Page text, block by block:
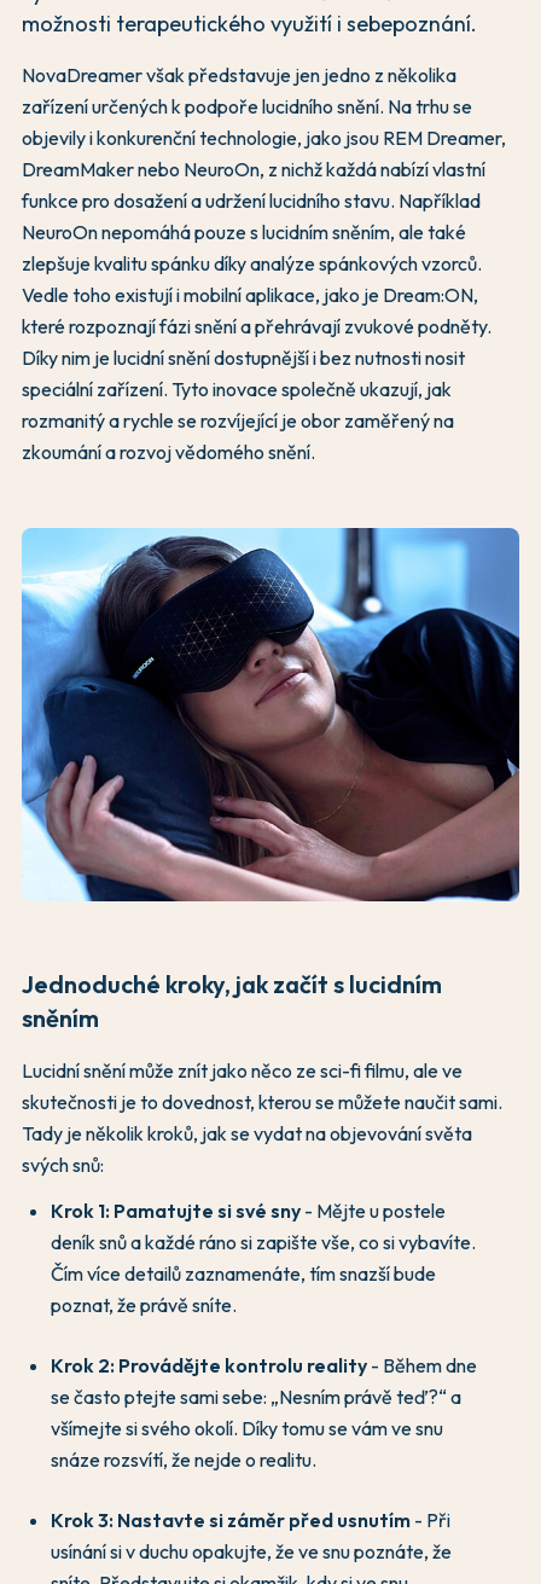
možnosti terapeutického využití i sebepoznání.
NovaDreamer však představuje jen jedno z několika
zařízení určených k podpoře lucidního snění. Na trhu se
objevily i konkurenční technologie, jako jsou REM Dreamer,
DreamMaker nebo NeuroOn, z nichž každá nabízí vlastní
funkce pro dosažení a udržení lucidního stavu. Například
NeuroOn nepomáhá pouze s lucidním sněním, ale také
zlepšuje kvalitu spánku díky analýze spánkových vzorců.
Vedle toho existují i mobilní aplikace, jako je Dream:ON,
které rozpoznají fázi snění a přehrávají zvukové podněty.
Díky nim je lucidní snění dostupnější i bez nutnosti nosit
speciální zařízení. Tyto inovace společně ukazují, jak
rozmanitý a rychle se rozvíjející je obor zaměřený na
zkoumání a rozvoj vědomého snění.
Jednoduché kroky, jak začít s lucidním
sněním
Lucidní snění může znít jako něco ze sci-fi filmu, ale ve
skutečnosti je to dovednost, kterou se můžete naučit sami.
Tady je několik kroků, jak se vydat na objevování světa
svých snů:
Krok 1: Pamatujte si své sny - Mějte u postele
deník snů a každé ráno si zapište vše, co si vybavíte.
Čím více detailů zaznamenáte, tím snazší bude
poznat, že právě sníte.
Krok 2: Provádějte kontrolu reality - Během dne
se často ptejte sami sebe: „Nesním právě teď?“ a
všímejte si svého okolí. Díky tomu se vám ve snu
snáze rozsvítí, že nejde o realitu.
Krok 3: Nastavte si záměr před usnutím - Při
usínání si v duchu opakujte, že ve snu poznáte, že